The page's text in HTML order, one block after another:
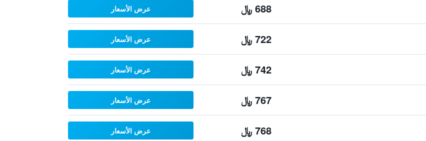
688 ﷼ عرض الأسعار
722 ﷼ عرض الأسعار
742 ﷼ عرض الأسعار
767 ﷼ عرض الأسعار
768 ﷼ عرض الأسعار